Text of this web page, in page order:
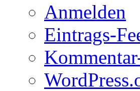
Anmelden
Eintrags-